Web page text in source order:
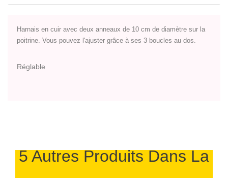
Harnais en cuir avec deux anneaux de 10 cm de diamètre sur la
poitrine. Vous pouvez l'ajuster grâce à ses 3 boucles au dos.
Réglable
5 Autres Produits Dans La